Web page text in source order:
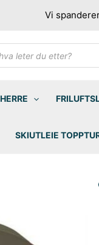
Vi
HERRE
SKIUTLEIE